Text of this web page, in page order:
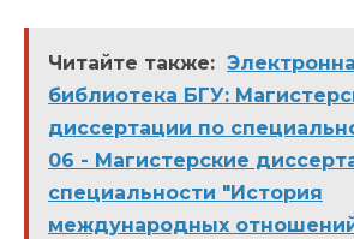
Читайте также:
библиотека БГУ:
диссертации по
06 - Магистерские
специальности "История
международных